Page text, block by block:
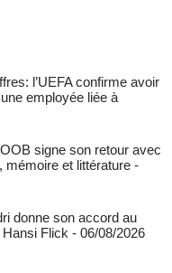
l’UEFA confirme avoir
employée liée à
signe son retour avec
mémoire et littérature -
donne son accord au
Flick - 06/08/2026